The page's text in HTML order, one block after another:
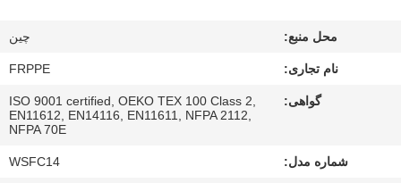
بگیرید
محل منبع: چين
نام تجاری: FRPPE
گواهی:
ISO 9001 certified, OEKO TEX 100 Class 2,
EN11612, EN14116, EN11611, NFPA 2112,
NFPA 70E
شماره مدل: WSFC14